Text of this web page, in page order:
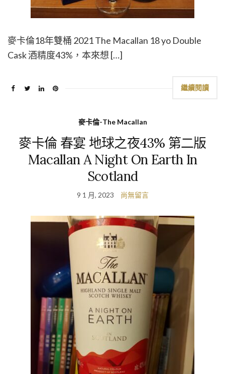
麥卡倫18年雙桶 2021 The Macallan 18 yo Double
Cask 酒精度43%，本來想 […]
繼續閱讀
麥卡倫-The Macallan
麥卡倫 春宴 地球之夜43% 第二版
Macallan A Night On Earth In
Scotland
9 1 月, 2023 尚無留言